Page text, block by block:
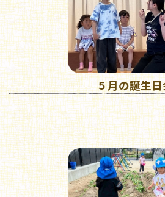
５月の誕生日